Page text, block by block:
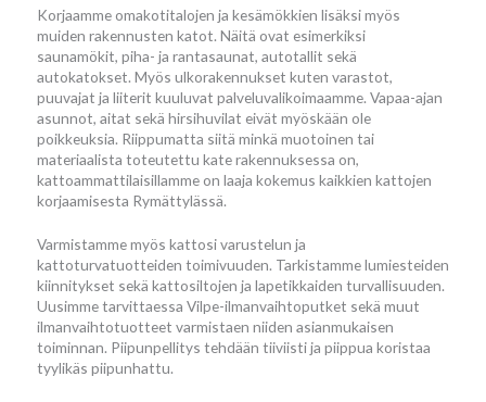
Korjaamme omakotitalojen ja kesämökkien lisäksi myös
muiden rakennusten katot. Näitä ovat esimerkiksi
saunamökit, piha- ja rantasaunat, autotallit sekä
autokatokset. Myös ulkorakennukset kuten varastot,
puuvajat ja liiterit kuuluvat palveluvalikoimaamme. Vapaa-ajan
asunnot, aitat sekä hirsihuvilat eivät myöskään ole
poikkeuksia. Riippumatta siitä minkä muotoinen tai
materiaalista toteutettu kate rakennuksessa on,
kattoammattilaisillamme on laaja kokemus kaikkien kattojen
korjaamisesta Rymättylässä.
Varmistamme myös kattosi varustelun ja
kattoturvatuotteiden toimivuuden. Tarkistamme lumiesteiden
kiinnitykset sekä kattosiltojen ja lapetikkaiden turvallisuuden.
Uusimme tarvittaessa Vilpe-ilmanvaihtoputket sekä muut
ilmanvaihtotuotteet varmistaen niiden asianmukaisen
toiminnan. Piipunpellitys tehdään tiiviisti ja piippua koristaa
tyylikäs piipunhattu.